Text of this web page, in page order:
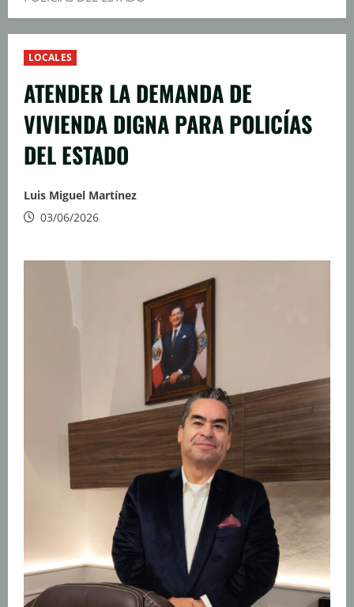
LOCALES
ATENDER LA DEMANDA DE
VIVIENDA DIGNA PARA POLICÍAS
DEL ESTADO
Luis Miguel Martínez
03/06/2026